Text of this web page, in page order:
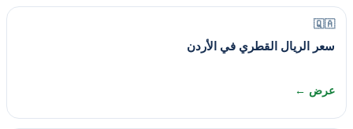
🇶🇦
سعر الريال القطري في الأردن
عرض ←